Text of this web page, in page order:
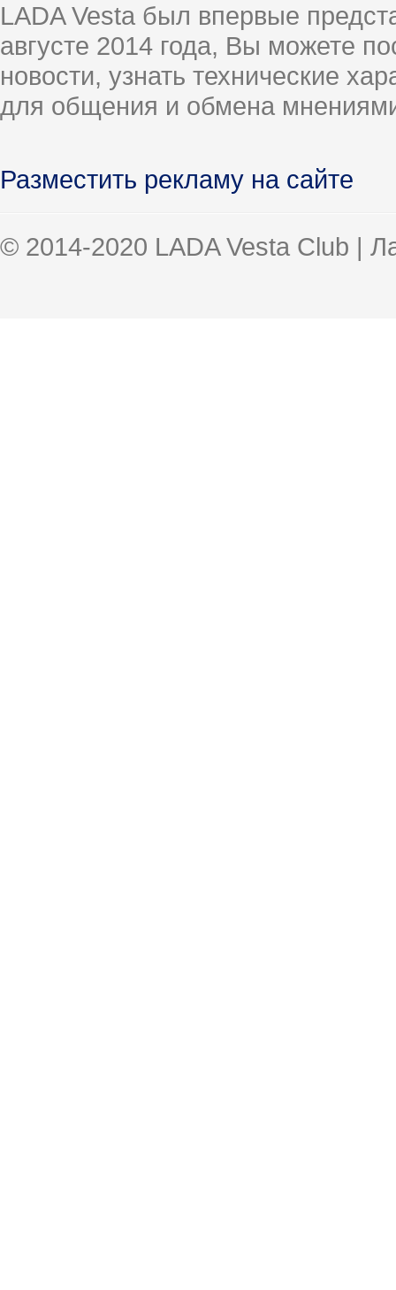
LADA Vesta был впервые
августе 2014 года, Вы можете
новости, узнать технические
для общения и обмена
Разместить рекламу на сайте
© 2014-2020 LADA Vesta Club |